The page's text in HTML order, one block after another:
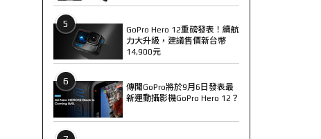
5
GoPro Hero 12重磅發表！續航
力大升級，建議售價新台幣
14,900元
6
傳聞GoPro將於9月6日發表最
新運動攝影機GoPro Hero 12？